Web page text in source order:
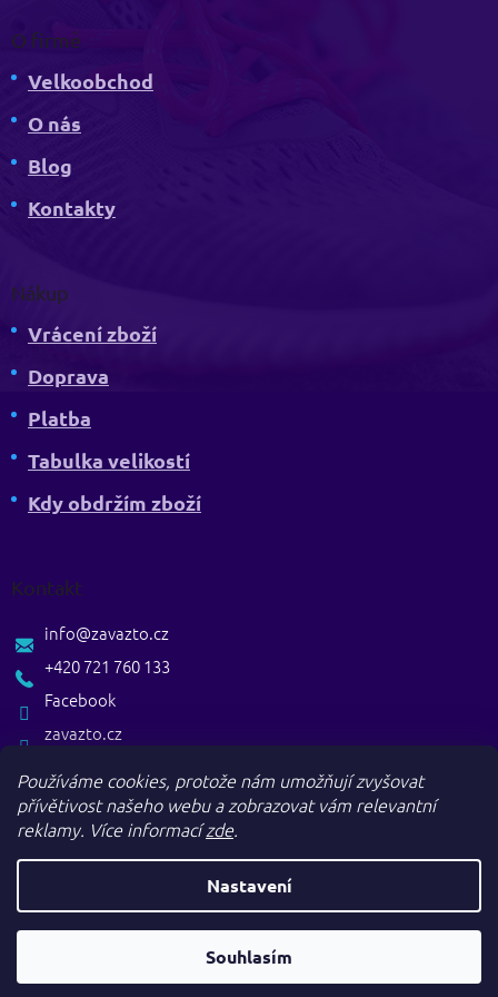
Používáme cookies, protože nám umožňují zvyšovat
přívětivost našeho webu a zobrazovat vám relevantní
reklamy. Více informacízde.
Nastavení
Souhlasím
O firmě
Velkoobchod
O nás
Blog
Kontakty
Nákup
Vrácení zboží
Doprava
Platba
Tabulka velikostí
Kdy obdržím zboží
Kontakt
zavazto.cz
info@zavazto.cz
+420 721 760 133
Facebook
Vytvořil Shoptet
Zavazto.cz. Všechna práva vyhrazena.